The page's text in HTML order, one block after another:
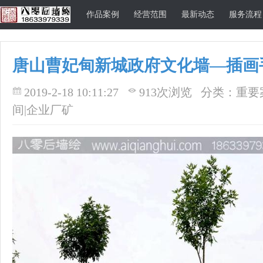
唐山八零后墙
作品案例 经营范围 最新动态 服务流程
唐山曹妃甸新城政府文化墙—插画
2019-2-18 10:11:27 913次浏览
分类：重要
间|企业厂矿